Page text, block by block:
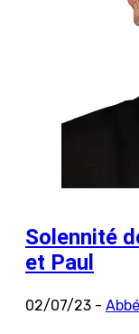
Solennité
et Paul
02/07/23 -